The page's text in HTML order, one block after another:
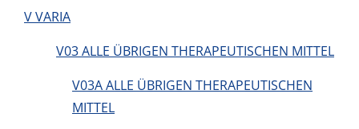
V VARIA
V03 ALLE ÜBRIGEN THERAPEUTISCHEN MITTEL
V03A ALLE ÜBRIGEN THERAPEUTISCHEN
MITTEL